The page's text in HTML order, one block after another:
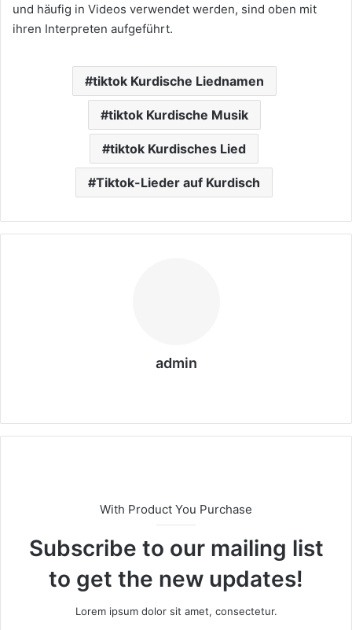
und häufig in Videos verwendet werden, sind oben mit
ihren Interpreten aufgeführt.
tiktok Kurdische Liednamen
tiktok Kurdische Musik
tiktok Kurdisches Lied
Tiktok-Lieder auf Kurdisch
admin
eit
With Product You Purchase
Subscribe to our mailing list
to get the new updates!
Lorem ipsum dolor sit amet, consectetur.